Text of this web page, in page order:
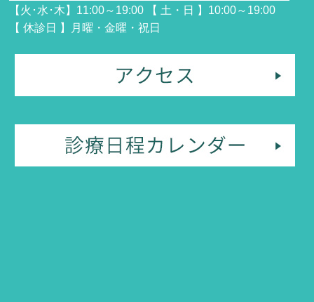
【火･水･木】11:00～19:00 【 土・日 】10:00～19:00
【 休診日 】月曜・金曜・祝日